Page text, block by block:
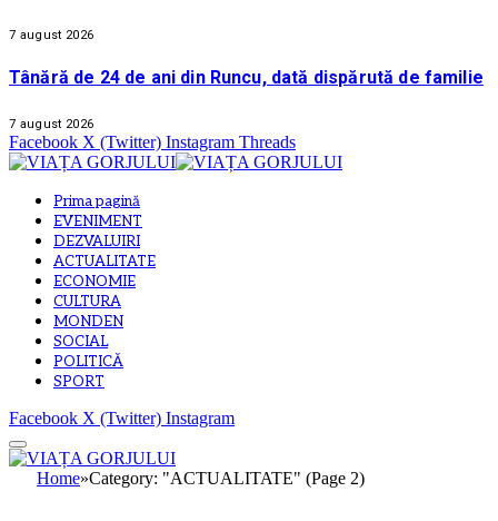
7 august 2026
Tânără de 24 de ani din Runcu, dată dispărută de familie
7 august 2026
Facebook X (Twitter) Instagram Threads
Prima pagină
EVENIMENT
DEZVALUIRI
ACTUALITATE
ECONOMIE
CULTURA
MONDEN
SOCIAL
POLITICĂ
SPORT
Facebook X (Twitter) Instagram
Home»Category: "ACTUALITATE" (Page 2)